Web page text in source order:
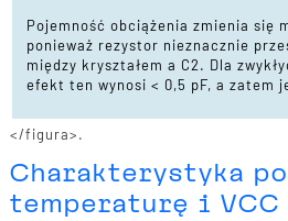
Pojemność obciążenia zmienia się
ponieważ rezystor nieznacznie
między kryształem a C2. Dla
efekt ten wynosi < 0,5 pF, a zatem
</figura>.
Charakterystyka
temperaturę i VCC